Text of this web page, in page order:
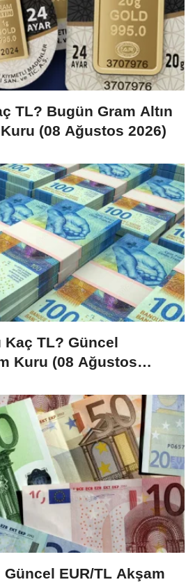
TL? Bugün Gram Altın
(08 Ağustos 2026)
Kaç TL? Güncel
Kuru (08 Ağustos
EUR/TL Akşam